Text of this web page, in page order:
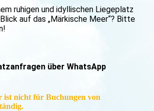
ruhigen und idyllischen Liegeplatz
auf das „Märkische Meer“? Bitte
über WhatsApp
ist nicht für Buchungen von